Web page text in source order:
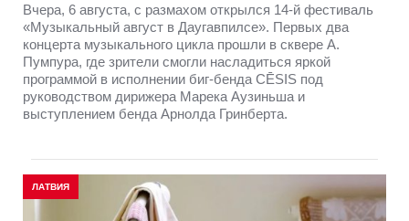
Вчера, 6 августа, с размахом открылся 14-й фестиваль
«Музыкальный август в Даугавпилсе». Первых два
концерта музыкального цикла прошли в сквере А.
Пумпура, где зрители смогли насладиться яркой
программой в исполнении биг-бенда CĒSIS под
руководством дирижера Марека Аузиньша и
выступлением бенда Арнолда Гринберта.
ЛАТВИЯ